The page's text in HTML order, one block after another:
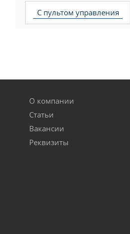
с пультом управления
О компании
Статьи
Вакансии
Реквизиты